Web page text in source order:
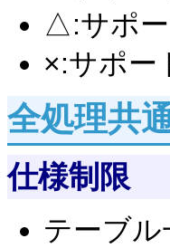
△:サポ
×:サポー
全処理共
仕様制限
テーブ